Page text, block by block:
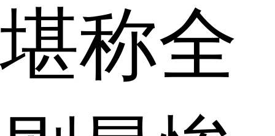
堪称全